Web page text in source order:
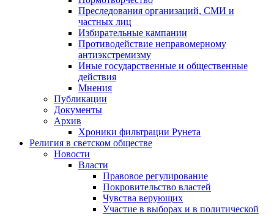
Преследования организаций, СМИ и
частных лиц
Избирательные кампании
Противодействие неправомерному
антиэкстремизму
Иные государственные и общественные
действия
Мнения
Публикации
Документы
Архив
Хроники фильтрации Рунета
Религия в светском обществе
Новости
Власти
Правовое регулирование
Покровительство властей
Чувства верующих
Участие в выборах и в политической